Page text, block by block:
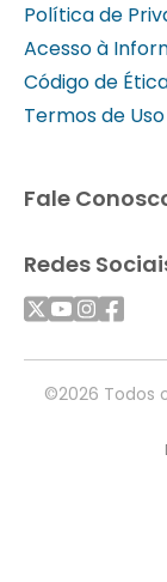
Política de
Acesso à
Código de
Termos de Uso
Fale
Redes
©2026 Todos